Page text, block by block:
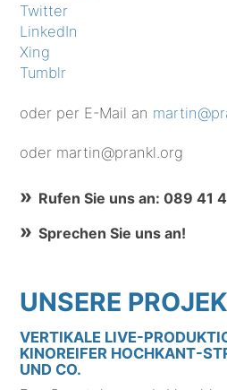
Twitter
LinkedIn
Xing
Tumblr
oder per E-Mail an
oder martin@prankl.org
Rufen Sie uns an: 089 41
Sprechen Sie uns an!
UNSERE
VERTIKALE LIVE-
KINOREIFER HOCHKANT-
UND CO.